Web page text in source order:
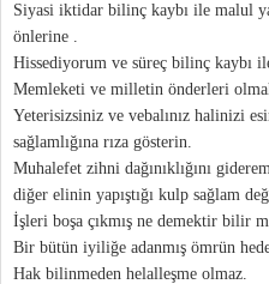
Siyasi iktidar bilinç kaybı ile malul
önlerine .
Hissediyorum ve süreç bilinç kaybı
Memleketi ve milletin önderleri
Yeterisizsiniz ve vebalınız halinizi
sağlamlığına rıza gösterin.
Muhalefet zihni dağınıklığını
diğer elinin yapıştığı kulp sağlam
İşleri boşa çıkmış ne demektir bilir
Bir bütün iyiliğe adanmış ömrün
Hak bilinmeden helalleşme olmaz.